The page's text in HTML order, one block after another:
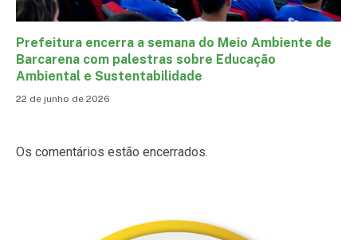
Prefeitura encerra a semana do Meio Ambiente de
Barcarena com palestras sobre Educação
Ambiental e Sustentabilidade
22 de junho de 2026
Os comentários estão encerrados.